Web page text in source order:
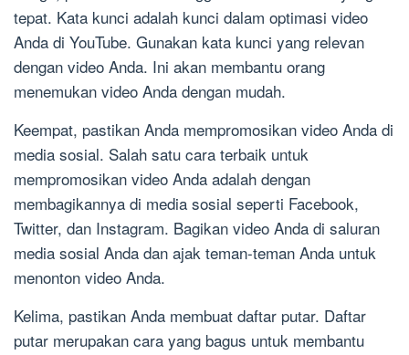
tepat. Kata kunci adalah kunci dalam optimasi video
Anda di YouTube. Gunakan kata kunci yang relevan
dengan video Anda. Ini akan membantu orang
menemukan video Anda dengan mudah.
Keempat, pastikan Anda mempromosikan video Anda di
media sosial. Salah satu cara terbaik untuk
mempromosikan video Anda adalah dengan
membagikannya di media sosial seperti Facebook,
Twitter, dan Instagram. Bagikan video Anda di saluran
media sosial Anda dan ajak teman-teman Anda untuk
menonton video Anda.
Kelima, pastikan Anda membuat daftar putar. Daftar
putar merupakan cara yang bagus untuk membantu